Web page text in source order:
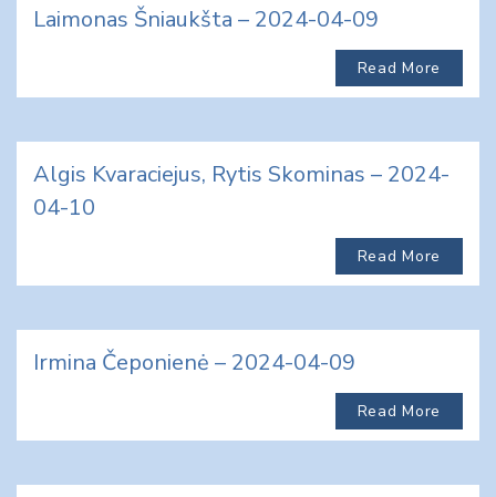
Laimonas Šniaukšta – 2024-04-09
Read More
Algis Kvaraciejus, Rytis Skominas – 2024-
04-10
Read More
Irmina Čeponienė – 2024-04-09
Read More